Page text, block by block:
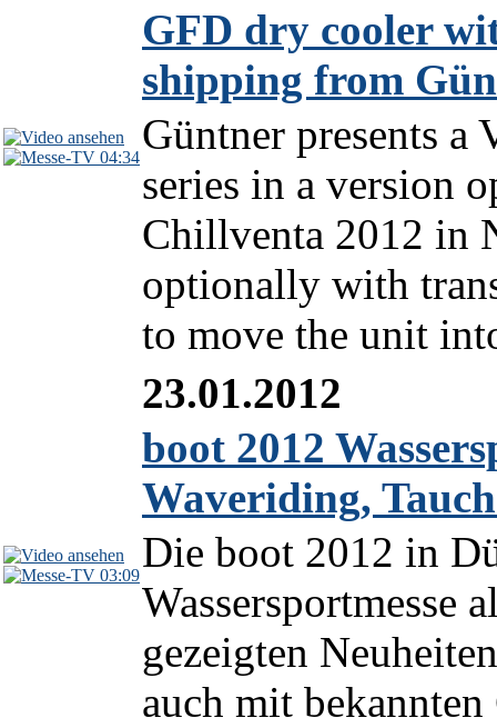
04:34
GFD dry cooler
shipping from
Güntner presents
series in a version
Chillventa 2012 in
optionally with
to move the unit
03:09
23.01.2012
boot 2012
Waveriding,
Die boot 2012 in
Wassersportmesse
gezeigten
auch mit